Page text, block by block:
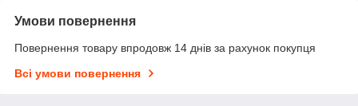
Умови повернення
Повернення товару впродовж 14 днів за рахунок покупця
Всі умови повернення